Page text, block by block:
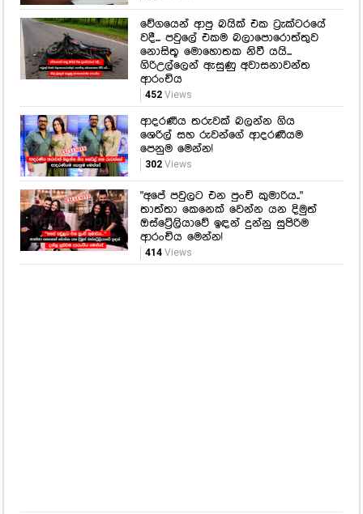
වේගයෙන් ආපු බයික් එක ට්‍රැක්ටරයේ
වදී... පවුලේ එකම බලාපොරොත්තුව
නොසිතූ මොහොතක නිවී යයි...
ගිරිඋල්ලෙන් ඇසුණු අවාසනාවන්ත
ආරංචිය
452Views
ආදරණීය තරුවක් බලන්න ගිය
ශෙරිල් සහ රුවන්ගේ ආදරණීයම
පෙනුම මෙන්න!
302Views
"අපේ පවුලට එන පුංචි කුමාරිය.."
තාත්තා කෙනෙක් වෙන්න යන දිමුත්
ඔස්ට්‍රේලියාවේ ඉඳන් දුන්නු සුපිරිම
ආරංචිය මෙන්න!
414Views